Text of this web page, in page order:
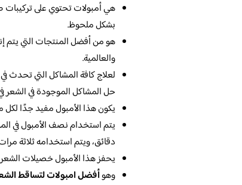
هي أمبولات تحتوي على تركيبات
بشكل ملحوظ.
هو من أفضل المنتجات التي يتم
والعالمية.
لعلاج كافة المشاكل التي تحدث
حل المشاكل الموجودة في
يكون هذا الأمبول مفيد جدًا لكل
يتم استخدام نصف الأمبول في
دقائق، ويتم استخدامه ثلاثة
يحفز هذا الأمبول خصيلات الشعر
وهوأفضل امبولات لتساقط